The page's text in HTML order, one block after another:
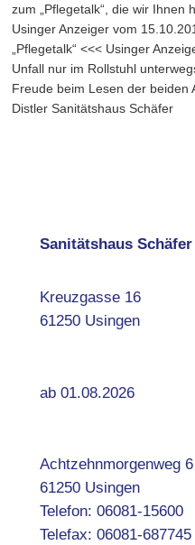
zum „Pflegetalk“, die wir Ihnen
Usinger Anzeiger vom
„Pflegetalk“ <<< Usinger
Unfall nur im Rollstuhl
Freude beim Lesen der beiden
Distler Sanitätshaus Schäfer
Sanitätshaus Schäfer
Kreuzgasse 16
61250 Usingen
ab 01.08.2026
Achtzehnmorgenweg 6
61250 Usingen
Telefon: 06081-15600
Telefax: 06081-687745